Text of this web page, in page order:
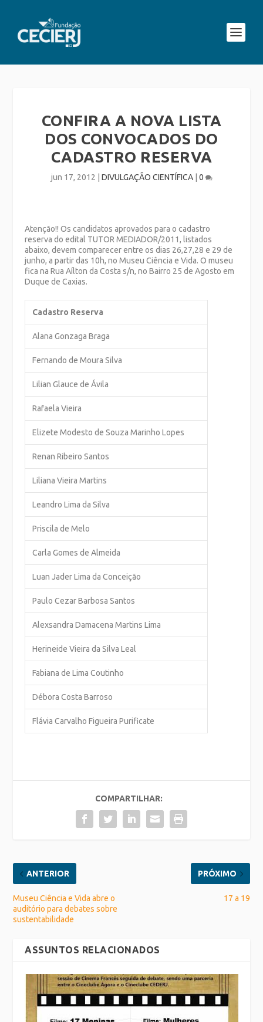
CONFIRA A NOVA LISTA
DOS CONVOCADOS DO
CADASTRO RESERVA
jun 17, 2012 DIVULGAÇÃO CIENTÍFICA| 0
Atenção!! Os candidatos aprovados para o cadastro
reserva do edital TUTOR MEDIADOR/2011, listados
abaixo, devem comparecer entre os dias 26,27,28 e 29 de
junho, a partir das 10h, no Museu Ciência e Vida. O museu
fica na Rua Aílton da Costa s/n, no Bairro 25 de Agosto em
Duque de Caxias.
Cadastro Reserva
Alana Gonzaga Braga
Fernando de Moura Silva
Lilian Glauce de Ávila
Rafaela Vieira
Elizete Modesto de Souza Marinho Lopes
Renan Ribeiro Santos
Liliana Vieira Martins
Leandro Lima da Silva
Priscila de Melo
Carla Gomes de Almeida
Luan Jader Lima da Conceição
Paulo Cezar Barbosa Santos
Alexsandra Damacena Martins Lima
Herineide Vieira da Silva Leal
Fabiana de Lima Coutinho
Débora Costa Barroso
Flávia Carvalho Figueira Purificate
COMPARTILHAR:
ANTERIOR
Museu Ciência e Vida abre o
auditório para debates sobre
sustentabilidade
PRÓXIMO
17 a 19
ASSUNTOS RELACIONADOS